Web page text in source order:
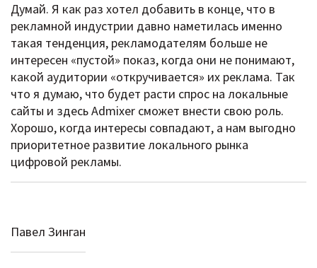
Думай. Я как раз хотел добавить в конце, что в
рекламной индустрии давно наметилась именно
такая тенденция, рекламодателям больше не
интересен «пустой» показ, когда они не понимают,
какой аудитории «откручивается» их реклама. Так
что я думаю, что будет расти спрос на локальные
сайты и здесь Admixer сможет внести свою роль.
Хорошо, когда интересы совпадают, а нам выгодно
приоритетное развитие локального рынка
цифровой рекламы.
Павел Зинган